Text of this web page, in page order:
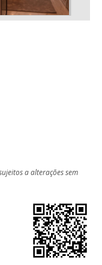
a alterações sem